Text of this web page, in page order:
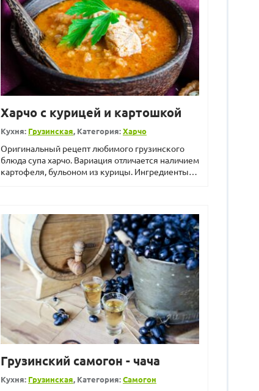
Харчо с курицей и картошкой
Кухня: Грузинская, Категория:Харчо
Оригинальный рецепт любимого грузинского
блюда супа харчо. Вариация отличается наличием
картофеля, бульоном из курицы. Ингредиенты
Грузинский самогон - чача
Кухня: Грузинская, Категория:Самогон